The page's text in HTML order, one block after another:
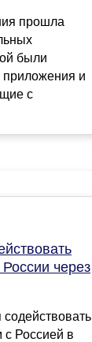
прошла
были
приложения и
с
через
Россией в